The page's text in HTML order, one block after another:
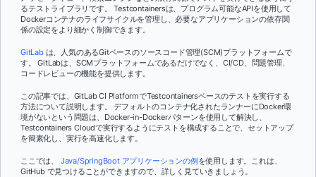
るテストライブラリです。 Testcontainersは、プログラム可能なAPIを使用して
Dockerコンテナのライフサイクルを管理し、必要なアプリケーションの依存関
係の設定をより細かく制御できます。
GitLabは、人気のあるGitベースのソースコード管理(SCM)プラットフォームで
す。 GitLabは、SCMプラットフォームであるだけでなく、CI/CD、問題管理、
コードレビューの機能を提供します。
この記事では、GitLab CI PlatformでTestcontainersベースのテストを実行する
方法について説明します。 デフォルトのコンテナ化されたランナーにDocker環
境がないという問題は、Docker-in-Dockerパターンを使用して解決し、
Testcontainers Cloudで実行するようにテストを構成することで、セットアップ
を簡素化し、実行を高速化します。
ここでは、 Java/SpringBoot アプリケーションの例を使用します。これは、
GitHub で見つけることができますので、詳しく見ていきましょう。